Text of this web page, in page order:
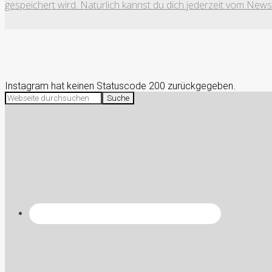
gespeichert wird. Natürlich kannst du dich jederzeit vom
Instagram hat keinen Statuscode 200 zurückgegeben.